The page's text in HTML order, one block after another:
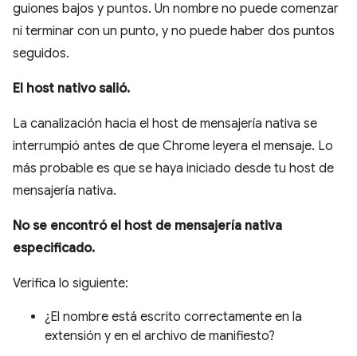
guiones bajos y puntos. Un nombre no puede comenzar
ni terminar con un punto, y no puede haber dos puntos
seguidos.
El host nativo salió.
La canalización hacia el host de mensajería nativa se
interrumpió antes de que Chrome leyera el mensaje. Lo
más probable es que se haya iniciado desde tu host de
mensajería nativa.
No se encontró el host de mensajería nativa
especificado.
Verifica lo siguiente:
¿El nombre está escrito correctamente en la
extensión y en el archivo de manifiesto?